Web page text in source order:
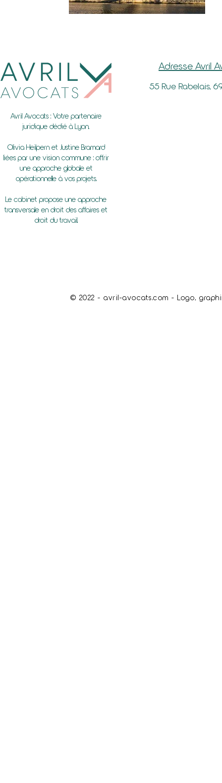
Avril Avocats : Votre partenaire
juridique dédié à Lyon.
Olivia Heilpern et Justine Bramard
liées par une vision commune : offrir
une approche globale et
opérationnelle à vos projets.
Le cabinet propose une approche
transversale en droit des affaires et
droit du travail.
Adresse Avril
55 Rue Rabelais,
© 2022 - avril-avocats.com - Logo,